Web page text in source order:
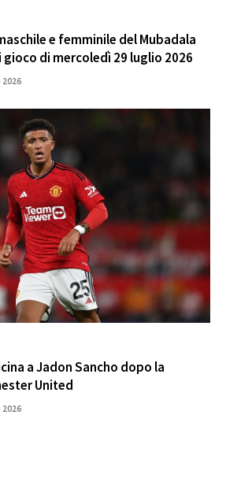
e femminile del Mubadala
gioco di mercoledì 29 luglio 2026
2026
a Jadon Sancho dopo la
United
2026